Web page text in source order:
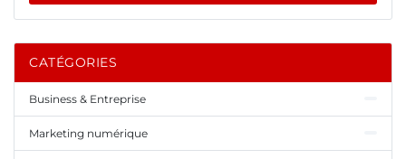
CATÉGORIES
Business & Entreprise
Marketing numérique